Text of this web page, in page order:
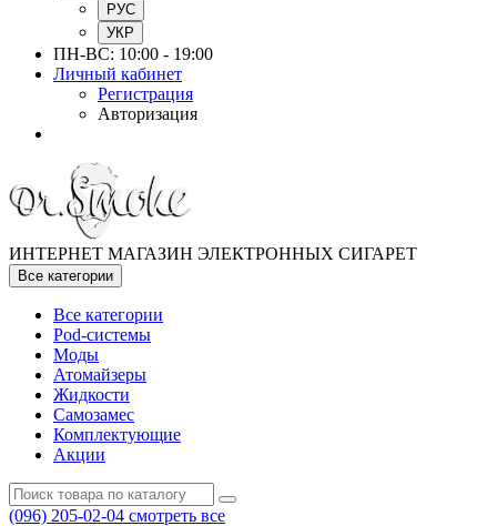
РУС
УКР
ПН-ВС: 10:00 - 19:00
Личный кабинет
Регистрация
Авторизация
ИНТЕРНЕТ МАГАЗИН ЭЛЕКТРОННЫХ СИГАРЕТ
Все категории
Все категории
Pod-системы
Моды
Атомайзеры
Жидкости
Самозамес
Комплектующие
Акции
(096) 205-02-04 смотреть все